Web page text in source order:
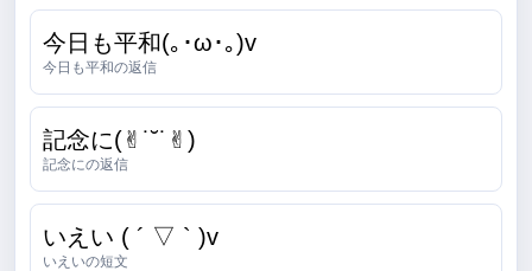
今日も平和(｡･ω･｡)v
今日も平和の返信
記念に(✌︎˙˘˙✌︎)
記念にの返信
いえい ( ´ ▽ ` )v
いえいの短文